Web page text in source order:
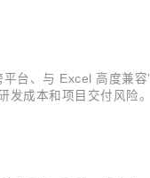
台、与 Excel 高度兼
成本和项目交付风险